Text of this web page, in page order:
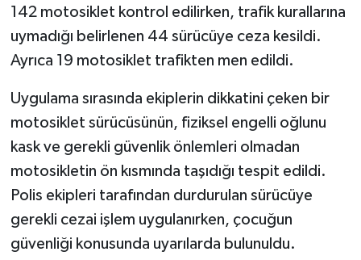
142 motosiklet kontrol edilirken, trafik kurallarına
uymadığı belirlenen 44 sürücüye ceza kesildi.
Ayrıca 19 motosiklet trafikten men edildi.
Uygulama sırasında ekiplerin dikkatini çeken bir
motosiklet sürücüsünün, fiziksel engelli oğlunu
kask ve gerekli güvenlik önlemleri olmadan
motosikletin ön kısmında taşıdığı tespit edildi.
Polis ekipleri tarafından durdurulan sürücüye
gerekli cezai işlem uygulanırken, çocuğun
güvenliği konusunda uyarılarda bulunuldu.